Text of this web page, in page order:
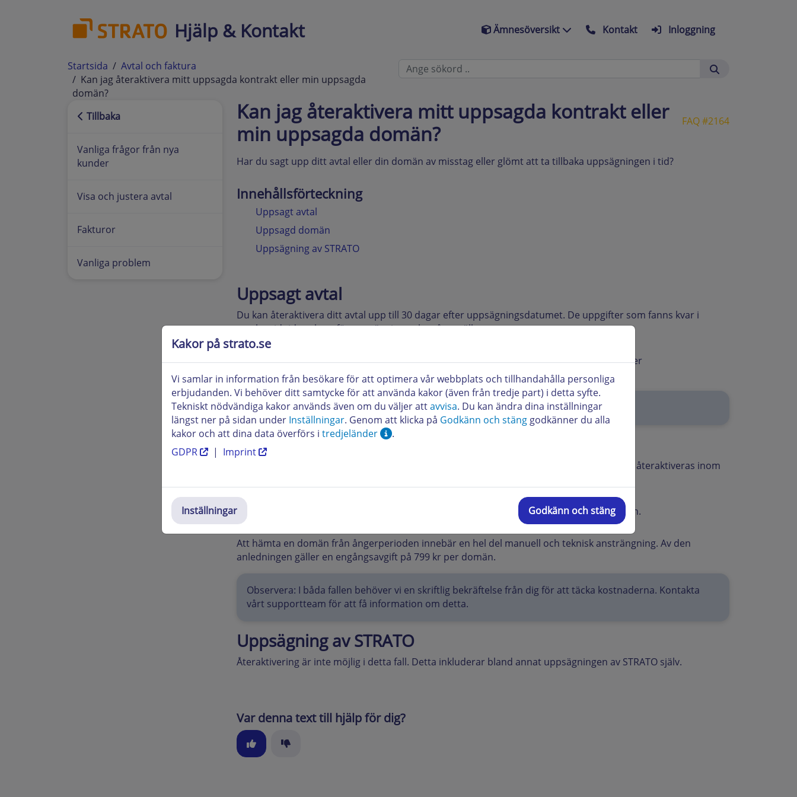
Hjälp & Kontakt Ämnesöversikt Kontakt Inloggning
Startsida
Avtal och faktura
Kan jag återaktivera mitt uppsagda kontrakt eller min uppsagda
domän?
Tillbaka
Vanliga frågor från nya
kunder
Visa och justera avtal
Fakturor
Vanliga problem
FAQ #2164
Kan jag återaktivera mitt uppsagda kontrakt eller
min uppsagda domän?
Har du sagt upp ditt avtal eller din domän av misstag eller glömt att ta tillbaka uppsägningen i tid?
Innehållsförteckning
Uppsagt avtal
Uppsagd domän
Uppsägning av STRATO
Uppsagt avtal
Du kan återaktivera ditt avtal upp till 30 dagar efter uppsägningsdatumet. De uppgifter som fanns kvar i
avtalet vid tidpunkten för uppsägningen kan återställas.
Om det uppsagda kontraktet är en server kan den återaktiveras upp till högst 7 dagar efter
uppsägningsdatumet.
Observera att beställningen kommer att återaktiveras med den vanliga termen igen.
Uppsagd domän
På samma sätt kan domäner som har sagts upp av misstag eller som fortfarande behövs återaktiveras inom
Om en domän befinner sig i den så kallade Ångerperioden kan vi försöka återaktivera den.
Att hämta en domän från ångerperioden innebär en hel del manuell och teknisk ansträngning. Av den
anledningen gäller en engångsavgift på 799 kr per domän.
Observera: I båda fallen behöver vi en skriftlig bekräftelse från dig för att täcka kostnaderna. Kontakta
vårt supportteam för att få information om detta.
Uppsägning av STRATO
Återaktivering är inte möjlig i detta fall. Detta inkluderar bland annat uppsägningen av STRATO själv.
Var denna text till hjälp för dig?
Kakor på strato.se
Vi samlar in information från besökare för att optimera vår webbplats och tillhandahålla personliga
erbjudanden. Vi behöver ditt samtycke för att använda kakor (även från tredje part) i detta syfte.
Tekniskt nödvändiga kakor används även om du väljer attavvisa. Du kan ändra dina inställningar
längst ner på sidan under Inställningar. Genom att klicka på Godkänn och stäng godkänner du alla
kakor och att dina data överförs i tredjeländer
.
GDPR
| Imprint
Inställningar Godkänn och stäng